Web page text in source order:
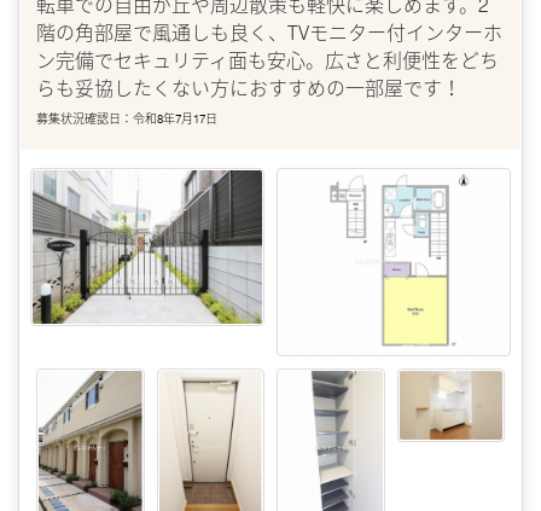
転車での自由が丘や周辺散策も軽快に楽しめます。2
階の角部屋で風通しも良く、TVモニター付インターホ
ン完備でセキュリティ面も安心。広さと利便性をどち
らも妥協したくない方におすすめの一部屋です！
募集状況確認日：令和8年7月17日